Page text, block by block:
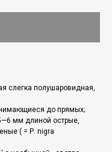
слегка полушаровидная,
до прямых;
мм длиной острые,
( = Р. nigra